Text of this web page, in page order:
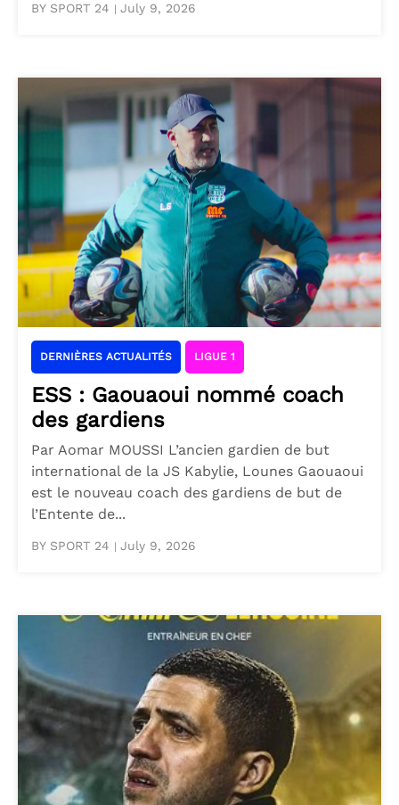
BY SPORT 24 | July 9, 2026
DERNIÈRES ACTUALITÉS LIGUE 1
ESS : Gaouaoui nommé coach
des gardiens
Par Aomar MOUSSI L’ancien gardien de but
international de la JS Kabylie, Lounes Gaouaoui
est le nouveau coach des gardiens de but de
l’Entente de...
BY SPORT 24 | July 9, 2026